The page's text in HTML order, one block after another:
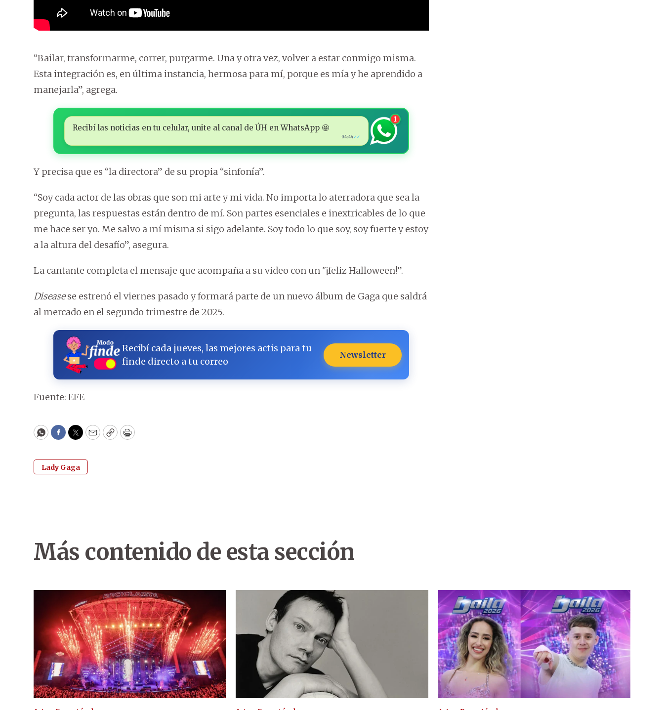
“Bailar, transformarme, correr, purgarme. Una y otra vez, volver a estar conmigo misma.
Esta integración es, en última instancia, hermosa para mí, porque es mía y he aprendido a
manejarla”, agrega.
Recibí las noticias en tu celular, unite al canal de ÚH en WhatsApp 🤩
04:44✓✓
1
Y precisa que es “la directora” de su propia “sinfonía”.
“Soy cada actor de las obras que son mi arte y mi vida. No importa lo aterradora que sea la
pregunta, las respuestas están dentro de mí. Son partes esenciales e inextricables de lo que
me hace ser yo. Me salvo a mí misma si sigo adelante. Soy todo lo que soy, soy fuerte y estoy
a la altura del desafío”, asegura.
La cantante completa el mensaje que acompaña a su video con un "¡feliz Halloween!”.
Diseasese estrenó el viernes pasado y formará parte de un nuevo álbum de Gaga que saldrá
al mercado en el segundo trimestre de 2025.
Recibí cada jueves, las mejores actis para tu
finde directo a tu correo
Newsletter
Fuente: EFE
WhatsApp
Facebook
Twitter
EmailCopyPrint
Lady Gaga
Más contenido de esta sección